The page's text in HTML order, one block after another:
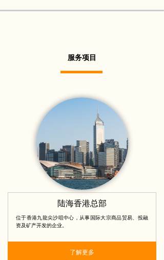
服务项目
陆海香港总部
位于香港九龍尖沙咀中心，从事国际大宗商品贸易、投融
资及矿产开发的企业。
了解更多